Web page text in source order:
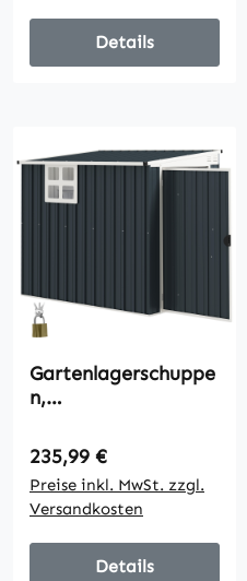
Details
Gartenlagerschuppe
n,
für Gartengeräte,
Fenster,
Lüftungsöffnungen,
abschließbar, Stahl,
Dunkelgrau
Regulärer Preis:
235,99 €
Preise inkl. MwSt. zzgl.
Versandkosten
Details